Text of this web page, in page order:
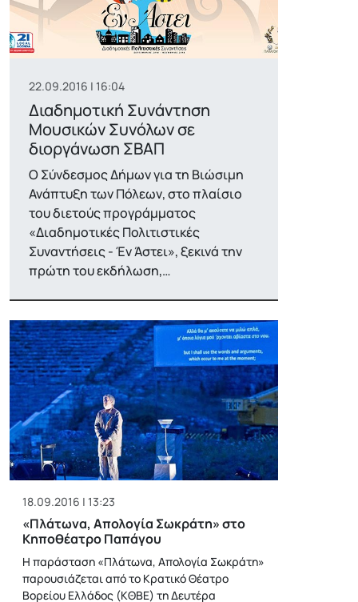
22.09.2016 | 16:04
Διαδημοτική Συνάντηση
Μουσικών Συνόλων σε
διοργάνωση ΣΒΑΠ
Ο Σύνδεσμος Δήμων για τη Βιώσιμη
Ανάπτυξη των Πόλεων, στο πλαίσιο
του διετούς προγράμματος
«Διαδημοτικές Πολιτιστικές
Συναντήσεις - Έν Άστει», ξεκινά την
πρώτη του εκδήλωση,…
18.09.2016 | 13:23
«Πλάτωνα, Απολογία Σωκράτη» στο
Κηποθέατρο Παπάγου
Η παράσταση «Πλάτωνα, Απολογία Σωκράτη»
παρουσιάζεται από το Κρατικό Θέατρο
Βορείου Ελλάδος (ΚΘΒΕ) τη Δευτέρα